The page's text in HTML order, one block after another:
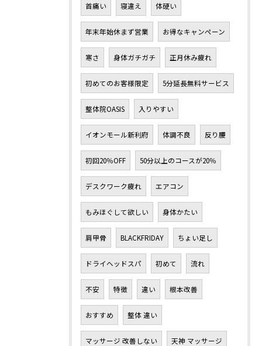
首痛い 寝違え 体硬い
年末年始休まず営業 お得なキャンペーン
寒さ 身体ガチガチ 正月休み疲れ
初めてのお客様限定 5分延長無料サービス
整体院OASIS 入りやすい
イオンモール新利府 体調不良 反り腰
初回20％OFF 50分以上のコースが20％
デスクワーク疲れ エアコン
もみほぐして欲しい 身体かたい
肩甲骨 BLACKFRIDAY ちょい足し
ドライヘッドスパ 初めて 流れ
不安 特徴 違い 根本改善
おすすめ 整体 違い
マッサージ 改善しない 天神 マッサージ